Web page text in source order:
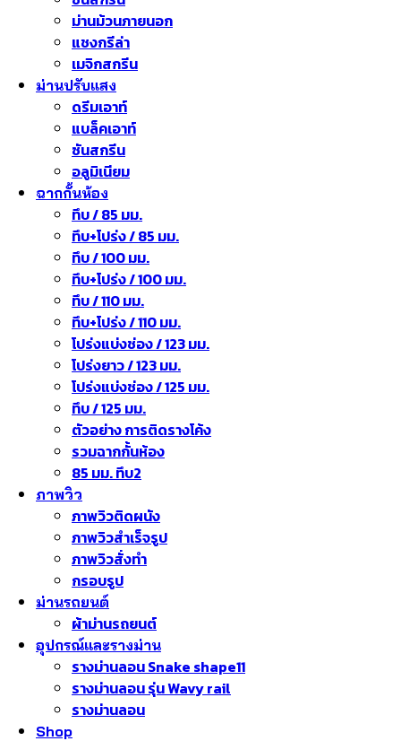
ม่านม้วนภายนอก
แชงกรีล่า
เมจิกสกรีน
ม่านปรับแสง
ดรีมเอาท์
แบล็คเอาท์
ซันสกรีน
อลูมิเนียม
ฉากกั้นห้อง
ทึบ / 85 มม.
ทึบ+โปร่ง / 85 มม.
ทึบ / 100 มม.
ทึบ+โปร่ง / 100 มม.
ทึบ / 110 มม.
ทึบ+โปร่ง / 110 มม.
โปร่งแบ่งช่อง / 123 มม.
โปร่งยาว / 123 มม.
โปร่งแบ่งช่อง / 125 มม.
ทึบ / 125 มม.
ตัวอย่าง การติดรางโค้ง
รวมฉากกั้นห้อง
85 มม. ทึบ2
ภาพวิว
ภาพวิวติดผนัง
ภาพวิวสำเร็จรูป
ภาพวิวสั่งทำ
กรอบรูป
ม่านรถยนต์
ผ้าม่านรถยนต์
อุปกรณ์และรางม่าน
รางม่านลอน Snake shape11
รางม่านลอน รุ่น Wavy rail
รางม่านลอน
Shop